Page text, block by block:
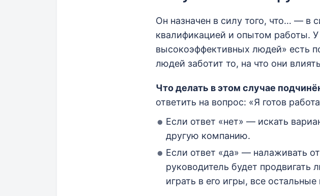
Он назначен в силу того, что… — в
квалификацией и опытом работы.
высокоэффективных людей» есть
людей заботит то, на что они
Что делать в этом случае
ответить на вопрос: «Я готов
Если ответ «нет» — искать
другую компанию.
Если ответ «да» — налаживать
руководитель будет
играть в его игры, все остальные